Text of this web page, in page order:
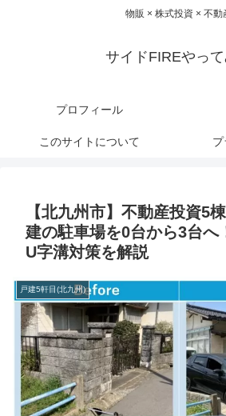
物販 × 株式投資 × 不動
サイドFIREやっ
プロフィール
このサイトについて
【北九州市】不動産投資5
建の駐車場を0台から3台へ
U字溝対策を解説
戸建5軒目(北九州)